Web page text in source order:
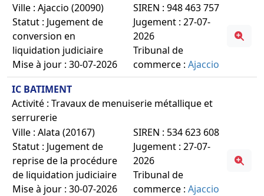
Ville : Ajaccio (20090)
Statut : Jugement de
conversion en
liquidation judiciaire
Mise à jour : 30-07-2026
SIREN : 948 463 757
Jugement : 27-07-
2026
Tribunal de
commerce :Ajaccio
IC BATIMENT
Activité : Travaux de menuiserie métallique et
serrurerie
Ville : Alata (20167)
Statut : Jugement de
reprise de la procédure
de liquidation judiciaire
Mise à jour : 30-07-2026
SIREN : 534 623 608
Jugement : 27-07-
2026
Tribunal de
commerce :Ajaccio